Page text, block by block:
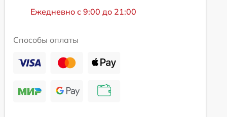
Ежедневно с 9:00 до 21:00
Способы оплаты